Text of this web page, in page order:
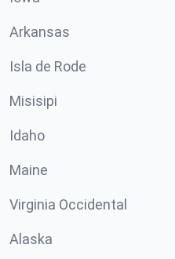
Arkansas
Isla de Rode
Misisipi
Idaho
Maine
Virginia Occidental
Alaska